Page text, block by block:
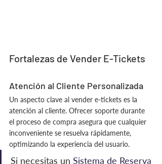
Fortalezas de Vender E-Tickets
Atención al Cliente Personalizada
Un aspecto clave al vender e-tickets es la
atención al cliente. Ofrecer soporte durante
el proceso de compra asegura que cualquier
inconveniente se resuelva rápidamente,
optimizando la experiencia del usuario.
Si necesitas un Sistema de Reserva